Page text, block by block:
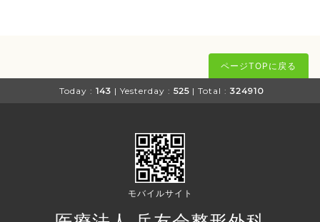
ページTOPに戻る
Today : 143 | Yesterday : 525 | Total : 324910
モバイルサイト